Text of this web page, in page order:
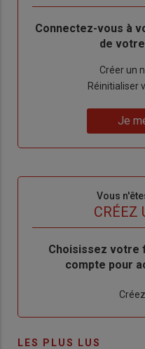
Body
Connectez-vous à
de
Créer un
de
Réinitialiser
me
Je
Vous
CRÉEZ
BodyChoisissez votre
compte pour
LES PLUS LUS